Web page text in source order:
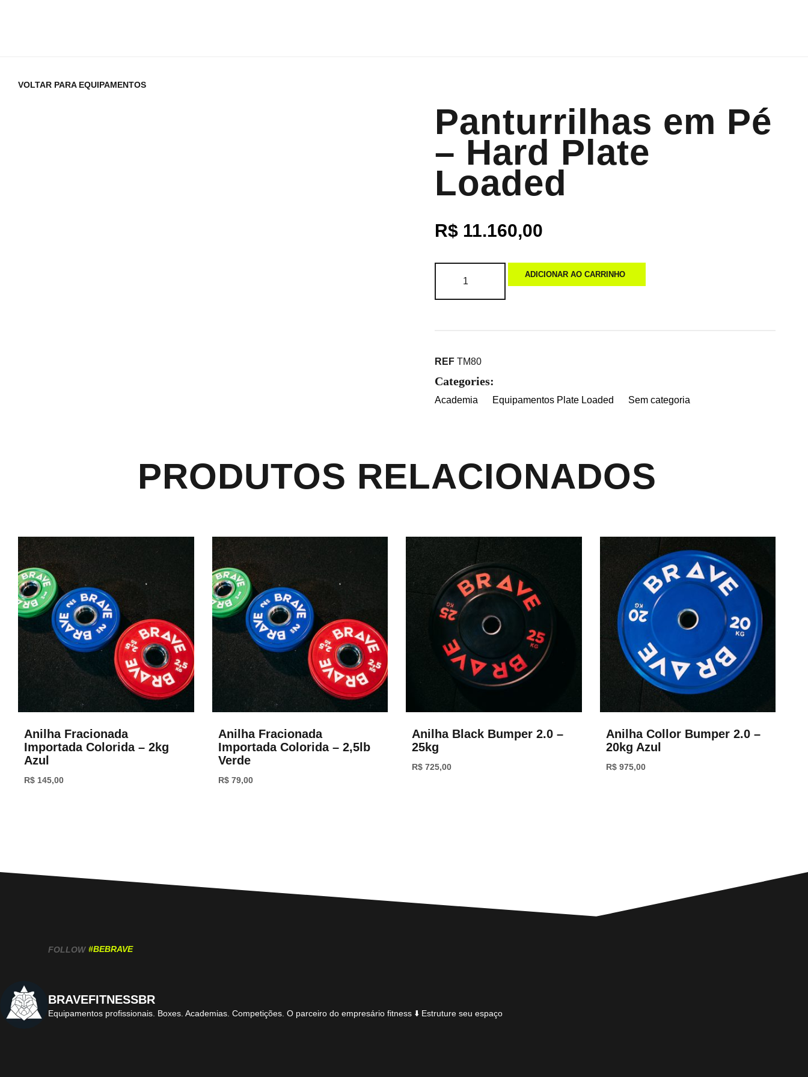
VOLTAR PARA EQUIPAMENTOS
Panturrilhas em Pé
– Hard Plate
Loaded
R$ 11.160,00
ADICIONAR AO CARRINHO
REF TM80
Categories:
Academia Equipamentos Plate Loaded Sem categoria
PRODUTOS RELACIONADOS
Anilha Fracionada
Importada Colorida – 2kg
Azul
R$ 145,00
Anilha Fracionada
Importada Colorida – 2,5lb
Verde
R$79,00
Anilha Black Bumper 2.0 –
25kg
R$ 725,00
Anilha Collor Bumper 2.0 –
20kg Azul
R$975,00
FOLLOW #BEBRAVE
BRAVEFITNESSBR
Equipamentos profissionais. Boxes. Academias. Competições. O parceiro do empresário fitness ⬇️ Estruture seu espaço